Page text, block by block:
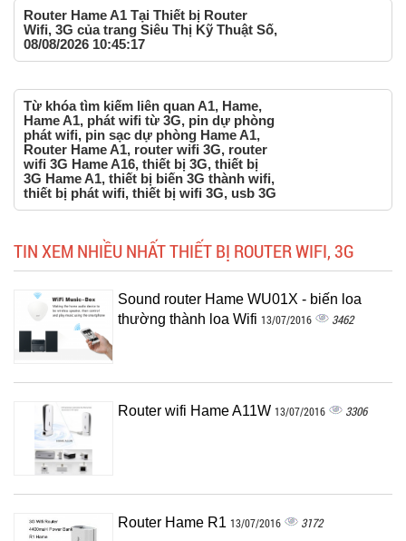
Router Hame A1 Tại Thiết bị Router
Wifi, 3G của trang Siêu Thị Kỹ Thuật Số,
08/08/2026 10:45:17
Từ khóa tìm kiếm liên quan A1, Hame,
Hame A1, phát wifi từ 3G, pin dự phòng
phát wifi, pin sạc dự phòng Hame A1,
Router Hame A1, router wifi 3G, router
wifi 3G Hame A16, thiết bị 3G, thiết bị
3G Hame A1, thiết bị biến 3G thành wifi,
thiết bị phát wifi, thiết bị wifi 3G, usb 3G
TIN XEM NHIỀU NHẤT THIẾT BỊ ROUTER WIFI, 3G
Sound router Hame WU01X - biến loa
thường thành loa Wifi 13/07/2016 3462
Router wifi Hame A11W 13/07/2016 3306
Router Hame R1 13/07/2016 3172